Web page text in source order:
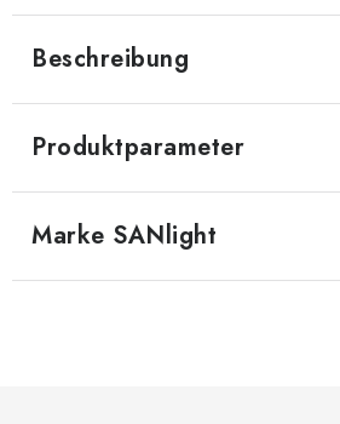
Beschreibung
Produktparameter
Marke SANlight